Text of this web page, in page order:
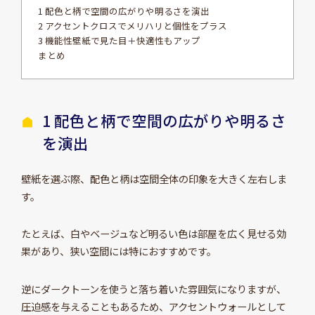
1 配色と柄で空間の広がりや明るさを演出
2 アクセントクロスでメリハリと個性をプラス
3 機能性壁紙で見た目＋快適性もアップ
まとめ
1 配色と柄で空間の広がりや明るさ
を演出
壁紙を選ぶ際、配色と柄は空間全体の印象を大きく左右しま
す。
たとえば、白やベージュなど明るい色は部屋を広く見せる効
果があり、狭い空間には特におすすめです。
逆にダークトーンを使うと落ち着いた雰囲気になりますが、
圧迫感を与えることもあるため、アクセントウォールとして